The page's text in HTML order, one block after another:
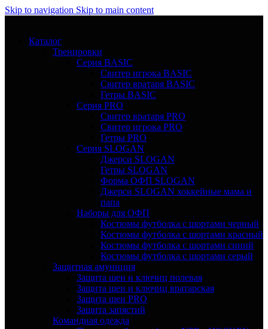
Skip to navigation Skip to main content
Каталог
Тренировки
Серия BASIC
Свитер игрока BASIC
Свитер вратаря BASIC
Гетры BASIC
Серия PRO
Свитер вратаря PRO
Свитер игрока PRO
Гетры PRO
Серия SLOGAN
Джерси SLOGAN
Гетры SLOGAN
Форма ОФП SLOGAN
Джерси SLOGAN хоккейные мама и
папа
Наборы для ОФП
Костюмы футболка с шортами черный
Костюмы футболка с шортами красный
Костюмы футболка с шортами синий
Костюмы футболка с шортами серый
Защитная амуниция
Защита шеи и ключиц полевая
Защита шеи и ключиц вратарская
Защита шеи PRO
Защита запястий
Командная одежда